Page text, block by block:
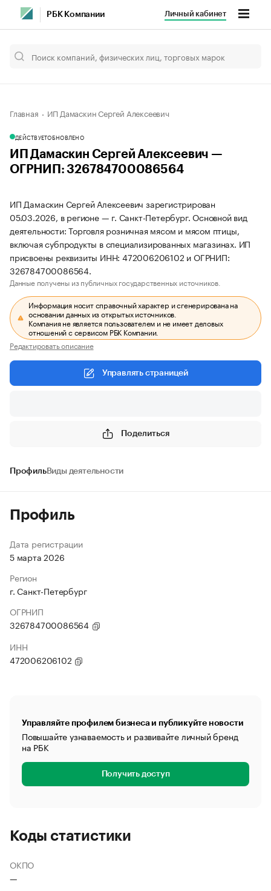
РБК Компании Личный кабинет
Главная ИП Дамаскин Сергей Алексеевич
ДЕЙСТВУЕТОБНОВЛЕНО
ИП Дамаскин Сергей Алексеевич —
ОГРНИП: 326784700086564
ИП Дамаскин Сергей Алексеевич зарегистрирован
05.03.2026, в регионе — г. Санкт-Петербург. Основной вид
деятельности: Торговля розничная мясом и мясом птицы,
включая субпродукты в специализированных магазинах. ИП
присвоены реквизиты ИНН: 472006206102 и ОГРНИП:
326784700086564.
Данные получены из публичных государственных источников.
Информация носит справочный характер и сгенерирована на
основании данных из открытых источников.
Компания не является пользователем и не имеет деловых
отношений с сервисом РБК Компании.
Редактировать описание
Управлять страницей
Поделиться
ПрофильВиды деятельности
Профиль
Дата регистрации
5 марта 2026
Регион
г. Санкт-Петербург
ОГРНИП
326784700086564
ИНН
472006206102
Управляйте профилем бизнеса и публикуйте новости
Повышайте узнаваемость и развивайте личный бренд
на РБК
Получить доступ
Коды статистики
ОКПО
—